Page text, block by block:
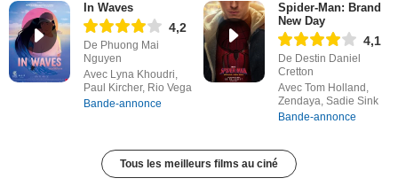
In Waves
4,2
De Phuong Mai
Nguyen
Avec Lyna Khoudri,
Paul Kircher, Rio Vega
Bande-annonce
Spider-Man: Brand
New Day
4,1
De Destin Daniel
Cretton
Avec Tom Holland,
Zendaya, Sadie Sink
Bande-annonce
Tous les meilleurs films au ciné